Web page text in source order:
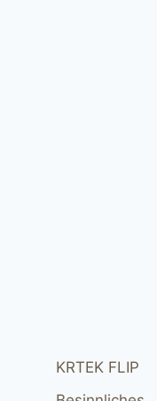
KRTEK FLIP